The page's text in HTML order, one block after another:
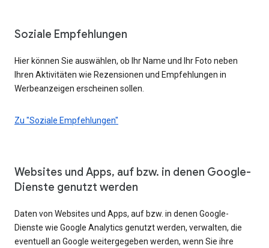
Soziale Empfehlungen
Hier können Sie auswählen, ob Ihr Name und Ihr Foto neben
Ihren Aktivitäten wie Rezensionen und Empfehlungen in
Werbeanzeigen erscheinen sollen.
Zu "Soziale Empfehlungen"
Websites und Apps, auf bzw. in denen Google-
Dienste genutzt werden
Daten von Websites und Apps, auf bzw. in denen Google-
Dienste wie Google Analytics genutzt werden, verwalten, die
eventuell an Google weitergegeben werden, wenn Sie ihre